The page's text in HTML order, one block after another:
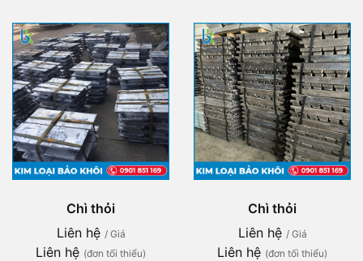
Chì thỏi
Liên hệ / Giá
Liên hệ (đơn tối thiểu)
Chì thỏi
Liên hệ / Giá
Liên hệ (đơn tối thiểu)